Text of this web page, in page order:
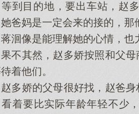
目的地，要出车站，赵多
爸妈是一定会来的接的，
像是能理解她的心情，也力
其然，赵多娇按照和父母
着他们。
娇的父母很好找，赵爸身
着要比实际年龄年轻不少